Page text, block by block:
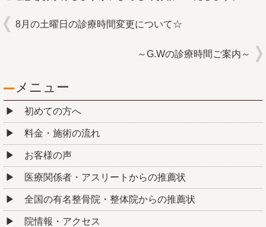
8月の土曜日の診療時間変更について☆
～G.Wの診療時間ご案内～
メニュー
初めての方へ
料金・施術の流れ
お客様の声
医療関係者・アスリートからの推薦状
全国の有名整骨院・整体院からの推薦状
院情報・アクセス